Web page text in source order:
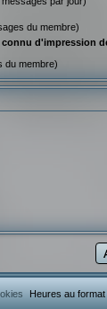
du membre)
connu d'impression
du membre)
Heures au format